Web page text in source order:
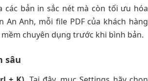
bản in sắc nét mà còn tối ưu hóa
Anh, mỗi file PDF của khách hàng
chuyên dụng trước khi bình bản.
sâu